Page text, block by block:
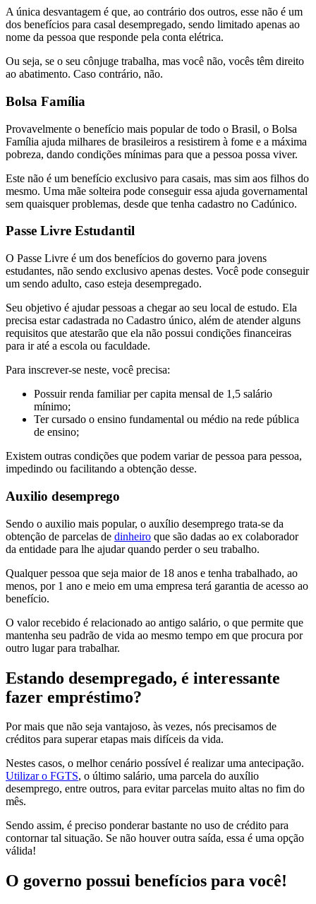
A única desvantagem é que, ao contrário dos outros, esse não é um
dos benefícios para casal desempregado, sendo limitado apenas ao
nome da pessoa que responde pela conta elétrica.
Ou seja, se o seu cônjuge trabalha, mas você não, vocês têm direito
ao abatimento. Caso contrário, não.
Bolsa Família
Provavelmente o benefício mais popular de todo o Brasil, o Bolsa
Família ajuda milhares de brasileiros a resistirem à fome e a máxima
pobreza, dando condições mínimas para que a pessoa possa viver.
Este não é um benefício exclusivo para casais, mas sim aos filhos do
mesmo. Uma mãe solteira pode conseguir essa ajuda governamental
sem quaisquer problemas, desde que tenha cadastro no Cadúnico.
Passe Livre Estudantil
O Passe Livre é um dos benefícios do governo para jovens
estudantes, não sendo exclusivo apenas destes. Você pode conseguir
um sendo adulto, caso esteja desempregado.
Seu objetivo é ajudar pessoas a chegar ao seu local de estudo. Ela
precisa estar cadastrada no Cadastro único, além de atender alguns
requisitos que atestarão que ela não possui condições financeiras
para ir até a escola ou faculdade.
Para inscrever-se neste, você precisa:
Possuir renda familiar per capita mensal de 1,5 salário
mínimo;
Ter cursado o ensino fundamental ou médio na rede pública
de ensino;
Existem outras condições que podem variar de pessoa para pessoa,
impedindo ou facilitando a obtenção desse.
Auxilio desemprego
Sendo o auxilio mais popular, o auxílio desemprego trata-se da
obtenção de parcelas de dinheiro que são dadas ao ex colaborador
da entidade para lhe ajudar quando perder o seu trabalho.
Qualquer pessoa que seja maior de 18 anos e tenha trabalhado, ao
menos, por 1 ano e meio em uma empresa terá garantia de acesso ao
benefício.
O valor recebido é relacionado ao antigo salário, o que permite que
mantenha seu padrão de vida ao mesmo tempo em que procura por
outro lugar para trabalhar.
Estando desempregado, é interessante
fazer empréstimo?
Por mais que não seja vantajoso, às vezes, nós precisamos de
créditos para superar etapas mais difíceis da vida.
Nestes casos, o melhor cenário possível é realizar uma antecipação.
Utilizar o FGTS, o último salário, uma parcela do auxílio
desemprego, entre outros, para evitar parcelas muito altas no fim do
mês.
Sendo assim, é preciso ponderar bastante no uso de crédito para
contornar tal situação. Se não houver outra saída, essa é uma opção
válida!
O governo possui benefícios para você!